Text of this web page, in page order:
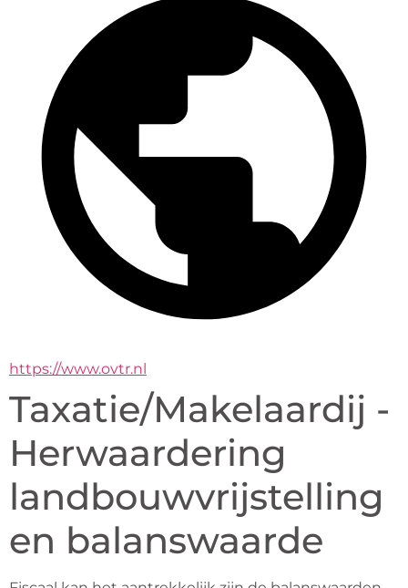
https://www.ovtr.nl
Taxatie/Makelaardij -
Herwaardering
landbouwvrijstelling
en balanswaarde